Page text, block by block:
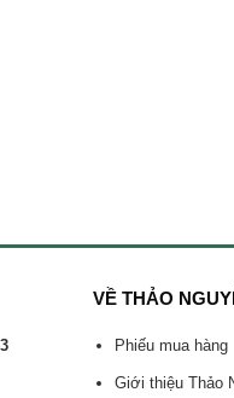
VỀ THẢO
Phiếu mua hàng
Giới thiệu Thảo